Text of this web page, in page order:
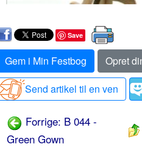
Save
Gem i Min Festbog
Opret
Send artikel til en ven
Forrige: B 044 -
Green Gown